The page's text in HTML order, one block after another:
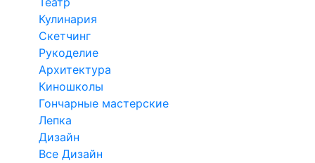
Кулинария
Скетчинг
Рукоделие
Архитектура
Киношколы
Гончарные мастерские
Лепка
Дизайн
Все Дизайн